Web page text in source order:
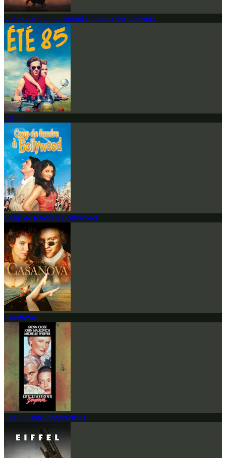
L'Homme qui murmurait à l'oreille des chevaux
Été 85
Coup de foudre à Bollywood
Casanova
Les Liaisons dangereuses